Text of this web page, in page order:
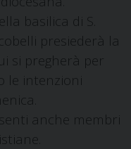
basilica di S.
presiederà la
si pregherà per
le intenzioni
anche membri